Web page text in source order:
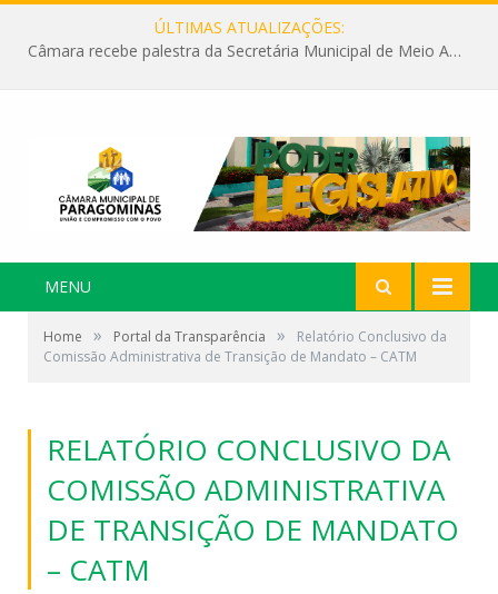
ÚLTIMAS ATUALIZAÇÕES:
Câmara recebe palestra da Secretária Municipal de Meio Ambiente sobre as ações da “SEMANA DO MEIO AMBIENTE”
MENU
Home » Portal da Transparência »
Relatório Conclusivo da
Comissão Administrativa de Transição de Mandato – CATM
RELATÓRIO CONCLUSIVO DA
COMISSÃO ADMINISTRATIVA
DE TRANSIÇÃO DE MANDATO
– CATM